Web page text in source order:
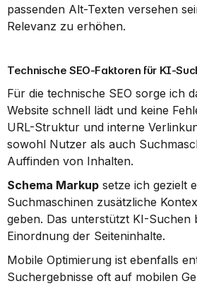
passenden Alt-Texten versehen
Relevanz zu erhöhen.
Technische SEO-Faktoren für KI-
Für die technische SEO sorge ich
Website schnell lädt und keine
URL-Struktur und interne
sowohl Nutzer als auch
Auffinden von Inhalten.
Schema Markup setze ich gezielt
Suchmaschinen zusätzliche
geben. Das unterstützt KI-Suchen
Einordnung der Seiteninhalte.
Mobile Optimierung ist ebenfalls
Suchergebnisse oft auf mobilen